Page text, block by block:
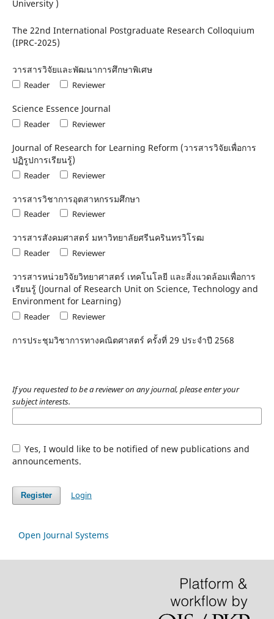
University )
The 22nd International Postgraduate Research Colloquium
(IPRC-2025)
วารสารวิจัยและพัฒนาการศึกษาพิเศษ
Reader Reviewer
Science Essence Journal
Reader Reviewer
Journal of Research for Learning Reform (วารสารวิจัยเพื่อการ
ปฏิรูปการเรียนรู้)
Reader Reviewer
วารสารวิชาการอุตสาหกรรมศึกษา
Reader Reviewer
วารสารสังคมศาสตร์ มหาวิทยาลัยศรีนครินทรวิโรฒ
Reader Reviewer
วารสารหน่วยวิจัยวิทยาศาสตร์ เทคโนโลยี และสิ่งแวดล้อมเพื่อการ
เรียนรู้ (Journal of Research Unit on Science, Technology and
Environment for Learning)
Reader Reviewer
การประชุมวิชาการทางคณิตศาสตร์ ครั้งที่ 29 ประจําปี 2568
If you requested to be a reviewer on any journal, please enter your
subject interests.
Yes, I would like to be notified of new publications and
announcements.
Register Login
Open Journal Systems